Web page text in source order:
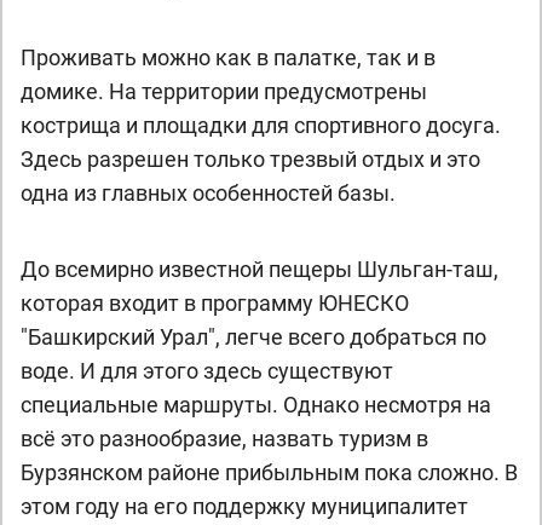
Проживать можно как в палатке, так и в
домике. На территории предусмотрены
кострища и площадки для спортивного досуга.
Здесь разрешен только трезвый отдых и это
одна из главных особенностей базы.
До всемирно известной пещеры Шульган-таш,
которая входит в программу ЮНЕСКО
"Башкирский Урал", легче всего добраться по
воде. И для этого здесь существуют
специальные маршруты. Однако несмотря на
всё это разнообразие, назвать туризм в
Бурзянском районе прибыльным пока сложно. В
этом году на его поддержку муниципалитет